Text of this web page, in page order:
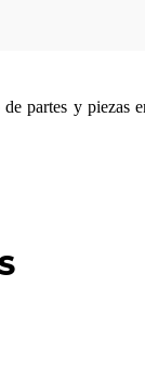
partes y piezas